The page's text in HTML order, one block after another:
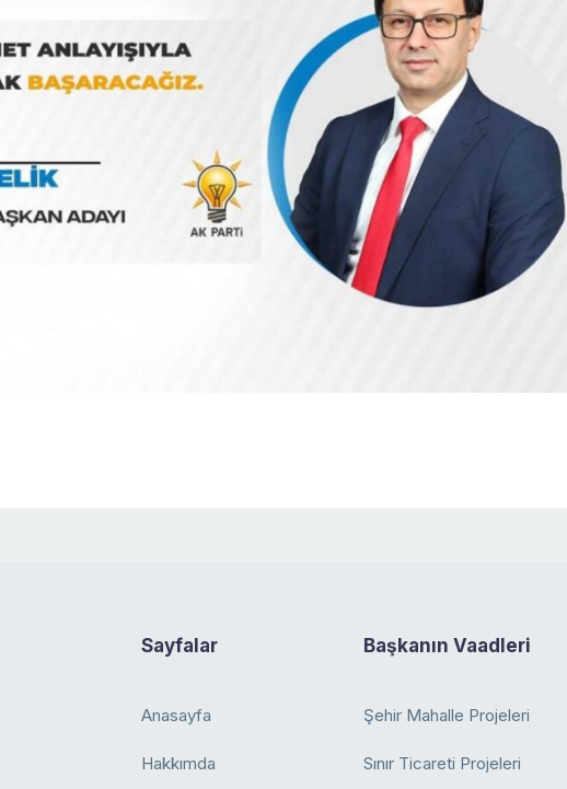
Sayfalar
Anasayfa
Hakkımda
Başkanın Vaadleri
Şehir Mahalle Projeleri
Sınır Ticareti Projeleri